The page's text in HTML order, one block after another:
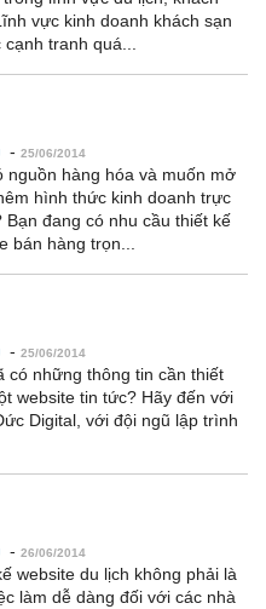
vực kinh doanh khách sạn
cạnh tranh quá...
- 25/06/2014
nguồn hàng hóa và muốn mở
hình thức kinh doanh trực
Bạn đang có nhu cầu thiết kế
bán hàng trọn...
- 25/06/2014
có những thông tin cần thiết
website tin tức? Hãy đến với
Digital, với đội ngũ lập trình
- 26/06/2014
website du lịch không phải là
làm dễ dàng đối với các nhà